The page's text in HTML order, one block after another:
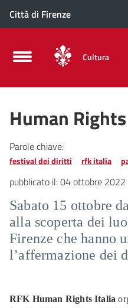
Città di Firenze
Cultura
Human
Parole chiave:
festival dei diritti rfk italia
pubblicato il:04 ottobre 2022
Sabato 15 ottobre
alla scoperta dei
Firenze che hanno
l’affermazione dei
RFK Human Rights Italia